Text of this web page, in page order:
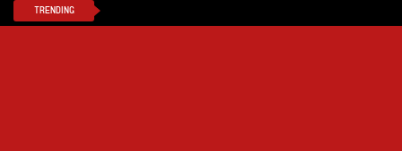
TRENDING